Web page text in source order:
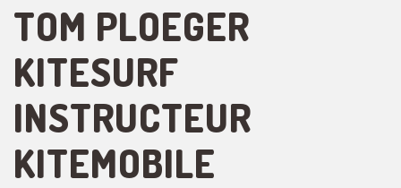
TOM PLOEGER
KITESURF
INSTRUCTEUR
KITEMOBILE